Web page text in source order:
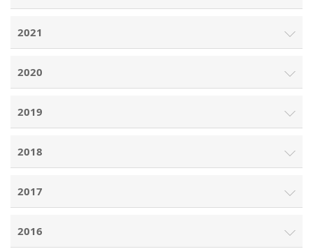
2021
2020
2019
2018
2017
2016